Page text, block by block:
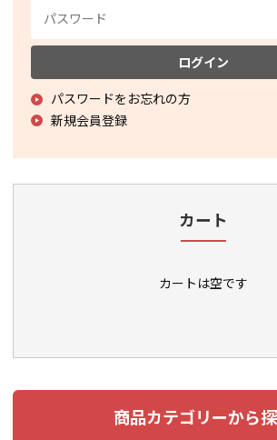
ログイン
パスワードをお忘れの方
新規会員登録
カート
カートは空です
商品カテゴリーから